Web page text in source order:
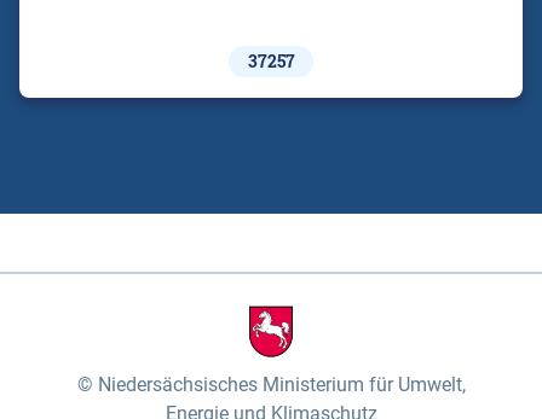
37257
Niedersächsisches Ministerium für Umwelt,
Energie und Klimaschutz